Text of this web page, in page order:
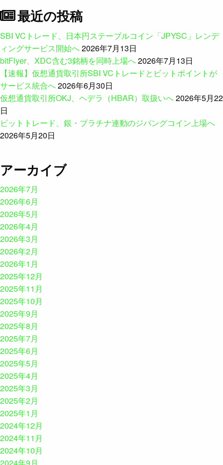
最近の投稿
SBI VCトレード、日本円ステーブルコイン「JPYSC」レンデ
ィングサービス開始へ2026年7月13日
bitFlyer、XDC含む3銘柄を同時上場へ2026年7月13日
【速報】仮想通貨取引所SBI VCトレードとビットポイントが
サービス統合へ2026年6月30日
仮想通貨取引所OKJ、ヘデラ（HBAR）取扱いへ2026年5月22
日
ビットトレード、銀・プラチナ連動のジパングコイン上場へ
2026年5月20日
アーカイブ
2026年7月
2026年6月
2026年5月
2026年4月
2026年3月
2026年2月
2026年1月
2025年12月
2025年11月
2025年10月
2025年9月
2025年8月
2025年7月
2025年6月
2025年5月
2025年4月
2025年3月
2025年2月
2025年1月
2024年12月
2024年11月
2024年10月
2024年9月